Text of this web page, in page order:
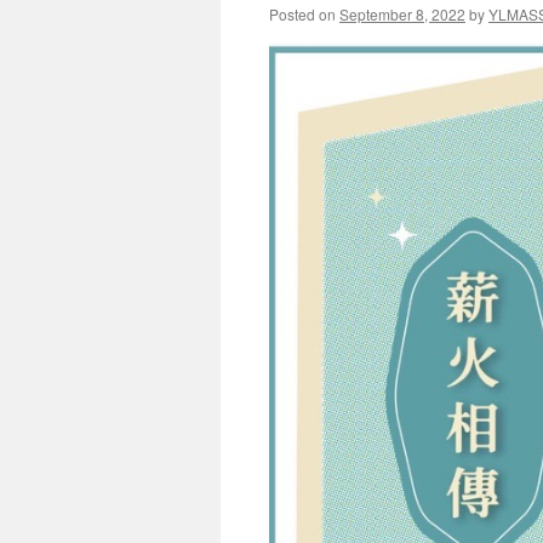
Posted on September 8, 2022 by